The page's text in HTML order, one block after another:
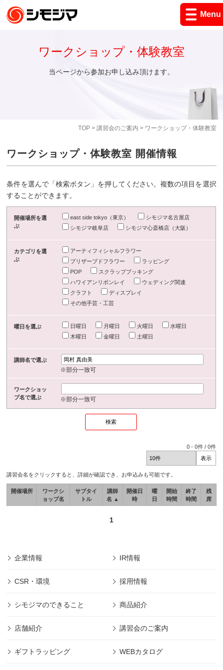
Menu
TOP> 講習会のご案内 > ワークショップ・体験教室
ワークショップ・体験教室
当ページから参加お申し込み頂けます。
ワークショップ・体験教室 開催情報
条件を選んで「検索ボタン」を押してください。複数の項目を選択
することができます。
開催場所を選
ぶ
east side tokyo（東京）
シモジマ名古屋店
シモジマ岐阜店
シモジマ心斎橋店（大阪）
カテゴリを選
ぶ
アーティフィシャルフラワー
プリザーブドフラワー
ラッピング
POP
スクラップブッキング
ハワイアンリボンレイ
ウェディング関連
クラフト
ディスプレイ
その他手芸・工芸
曜日を選ぶ 日曜日 月曜日 火曜日
水曜日
木曜日
金曜日 土曜日
講師名で選ぶ
※部分一致可
ワークショッ
プ名で選ぶ
※部分一致可
0 -0件 /0件
講習会名をクリックすると、詳細が確認でき、お申込みも可能です。
開催場所
ワークシ
ョップ名
サブタイ
トル
講師
名 ▲
開催日
時
曜
日
開始
時間
終了
時間
残
席
1
企業情報 IR情報
CSR・環境 採用情報
シモジマのできること 商品紹介
店舗紹介 講習会のご案内
ギフトラッピング WEBカタログ